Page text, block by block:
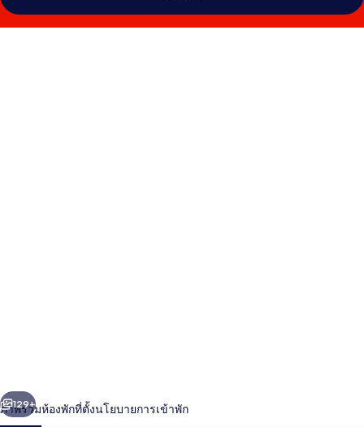
ไอส์
า
ถัดไป
129+
ภาพรวมห้องพักที่ตั้งนโยบายการเข้าพัก